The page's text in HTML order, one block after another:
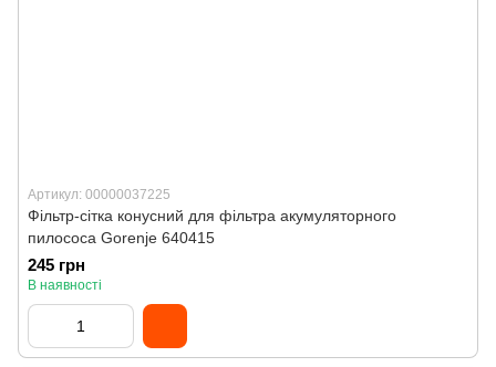
Артикул: 00000037225
Фільтр-сітка конусний для фільтра акумуляторного
пилососа Gorenje 640415
245 грн
В наявності